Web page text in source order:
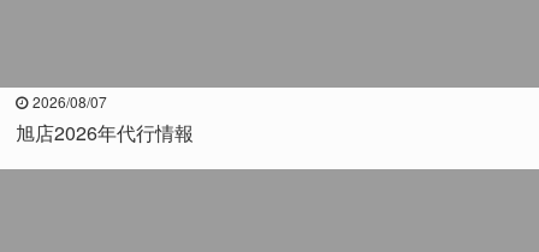
2026/08/07
旭店2026年代行情報